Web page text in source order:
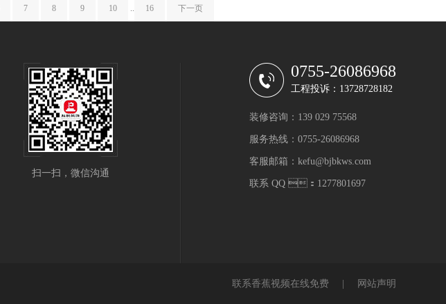
7 8 9 10 .. 16 下一页
扫一扫，微信沟通
0755-26086968
工程投诉：13728728182
装修咨询：139 029 75568
服务热线：0755-26086968
客服邮箱：kefu@bjbkws.com
联系 QQ ：1277801697
联系香蕉视频在线免费 网站声明